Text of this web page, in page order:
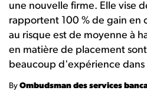
une nouvelle firme. Elle vise
rapportent 100 % de gain en
au risque est de moyenne à
en matière de placement
beaucoup d'expérience dans
By Ombudsman des services